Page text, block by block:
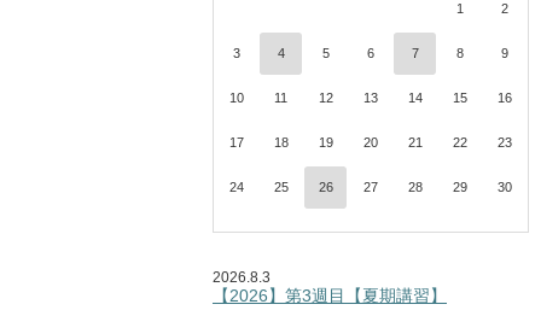
1 2
3 4 5 6 7 8 9
10 11 12 13 14 15 16
17 18 19 20 21 22 23
24 25 26 27 28 29 30
2026.8.3
【2026】第3週目【夏期講習】